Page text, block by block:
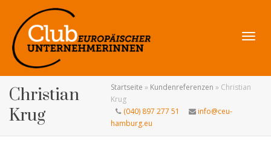
Christian
Krug
Startseite » Kundenreferenzen » Christian
Krug
(040) 897 277 51
info@ceu-
hamburg.eu